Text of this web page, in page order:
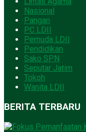
Nasional
Pangan
PC LDII
Pemuda LDII
Pendidikan
Sako SPN
Seputar Jatim
Tokoh
Wanita LDII
BERITA TERBARU